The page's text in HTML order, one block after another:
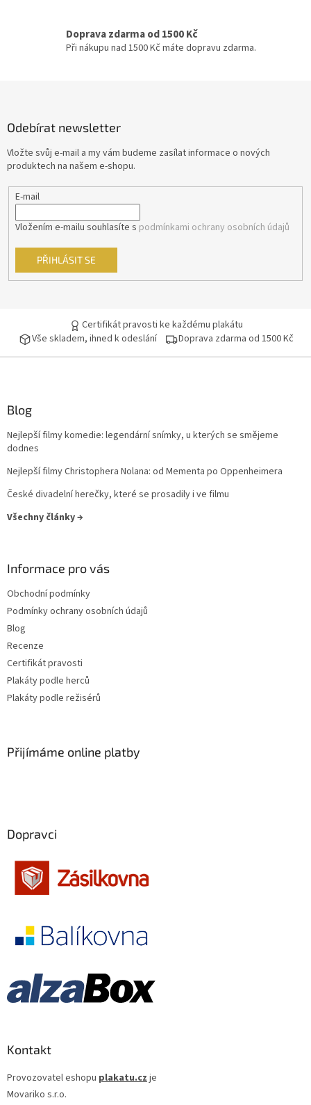
Doprava zdarma od 1500 Kč
Při nákupu nad 1500 Kč máte dopravu zdarma.
Odebírat newsletter
Vložte svůj e-mail a my vám budeme zasílat informace o nových
produktech na našem e-shopu.
E-mail
Vložením e-mailu souhlasíte s podmínkami ochrany osobních údajů
PŘIHLÁSIT SE
Certifikát pravosti ke každému plakátu
Vše skladem, ihned k odeslání
Doprava zdarma od 1500 Kč
Blog
Nejlepší filmy komedie: legendární snímky, u kterých se smějeme
dodnes
Nejlepší filmy Christophera Nolana: od Mementa po Oppenheimera
České divadelní herečky, které se prosadily i ve filmu
Všechny články →
Informace pro vás
Obchodní podmínky
Podmínky ochrany osobních údajů
Blog
Recenze
Certifikát pravosti
Plakáty podle herců
Plakáty podle režisérů
Přijímáme online platby
Dopravci
Kontakt
Provozovatel eshopu plakatu.cz je
Movariko s.r.o.